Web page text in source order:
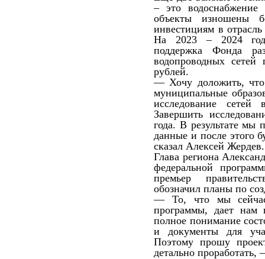
– это
объекты изношены
инвестициям в
На 2023 – 2024
поддержка Фонда
водопроводных
рублей.
— Хочу доложить, что
муниципальные
исследование сетей
Завершить
года. В результате мы
данные и после этого
сказал Алексей Жердев.
Глава региона
федеральной
премьер
обозначил планы по
— То, что мы сейчас
программы, дает нам
полное понимание
и документы для
Поэтому прошу
детально